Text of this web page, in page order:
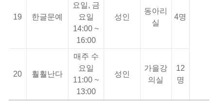
19 한글문예
요일, 금
요일
14:00 ~
16:00
성인
동아리
실
4명
20 훨훨난다
매주 수
요일
11:00 ~
13:00
성인
가을강
의실
12
명